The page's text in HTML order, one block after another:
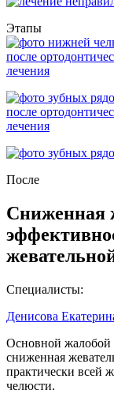
Этапы
После
Сниженная
Специалисты:
Денисова
Основной жалобой
сниженная
практически всей
челюсти.